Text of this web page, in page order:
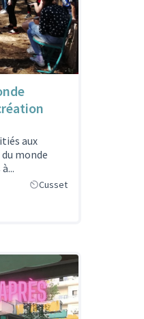
aux
monde
Cusset